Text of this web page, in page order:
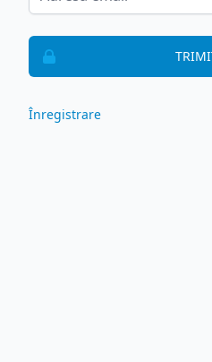
Înregistrare